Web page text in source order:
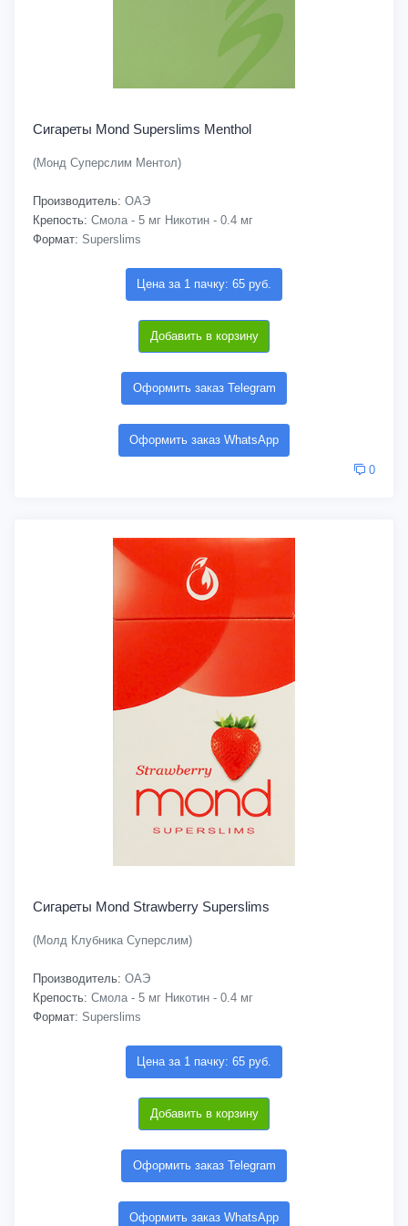
Сигареты Mond Superslims Menthol
(Монд Суперслим Ментол)
Производитель: ОАЭ
Крепость: Смола - 5 мг Никотин - 0.4 мг
Формат: Superslims
Цена за 1 пачку: 65 руб.
Добавить в корзину
Оформить заказ Telegram
Оформить заказ WhatsApp
0
Сигареты Mond Strawberry Superslims
(Молд Клубника Суперслим)
Производитель: ОАЭ
Крепость: Смола - 5 мг Никотин - 0.4 мг
Формат: Superslims
Цена за 1 пачку: 65 руб.
Добавить в корзину
Оформить заказ Telegram
Оформить заказ WhatsApp